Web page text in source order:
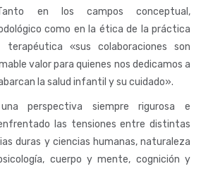
en los campos conceptual,
como en la ética de la práctica
«sus colaboraciones son
valor para quienes nos dedicamos a
la salud infantil y su cuidado».
perspectiva siempre rigurosa e
las tensiones entre distintas
duras y ciencias humanas, naturaleza
cuerpo y mente, cognición y